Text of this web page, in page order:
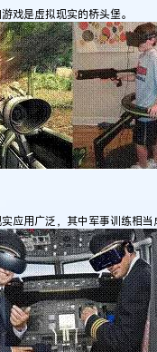
是虚拟现实的桥头堡。
用广泛，其中军事训练相当